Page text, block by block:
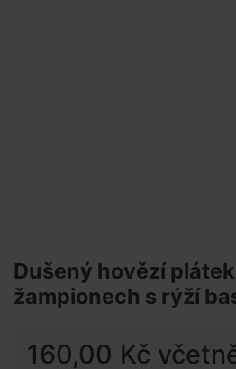
Dušený hovězí
žampionech s rýží
160,00 Kč